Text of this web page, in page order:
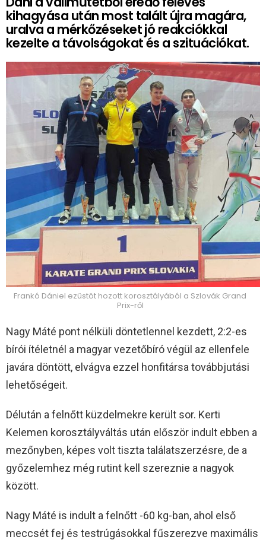
kihagyása után most talált újra magára,
uralva a mérkőzéseket jó reakciókkal
kezelte a távolságokat és a szituációkat.
Frankó Dániel ezüstöt hozott korosztályából a Szlovák Grand
Prix-ről
Nagy Máté pont nélküli döntetlennel kezdett, 2:2-es
bírói ítéletnél a magyar vezetőbíró végül az ellenfele
javára döntött, elvágva ezzel honfitársa továbbjutási
lehetőségeit.
Délután a felnőtt küzdelmekre került sor. Kerti
Kelemen korosztályváltás után először indult ebben a
mezőnyben, képes volt tiszta találatszerzésre, de a
győzelemhez még rutint kell szereznie a nagyok
között.
Nagy Máté is indult a felnőtt -60 kg-ban, ahol első
meccsét fej és testrúgásokkal fűszerezve maximális